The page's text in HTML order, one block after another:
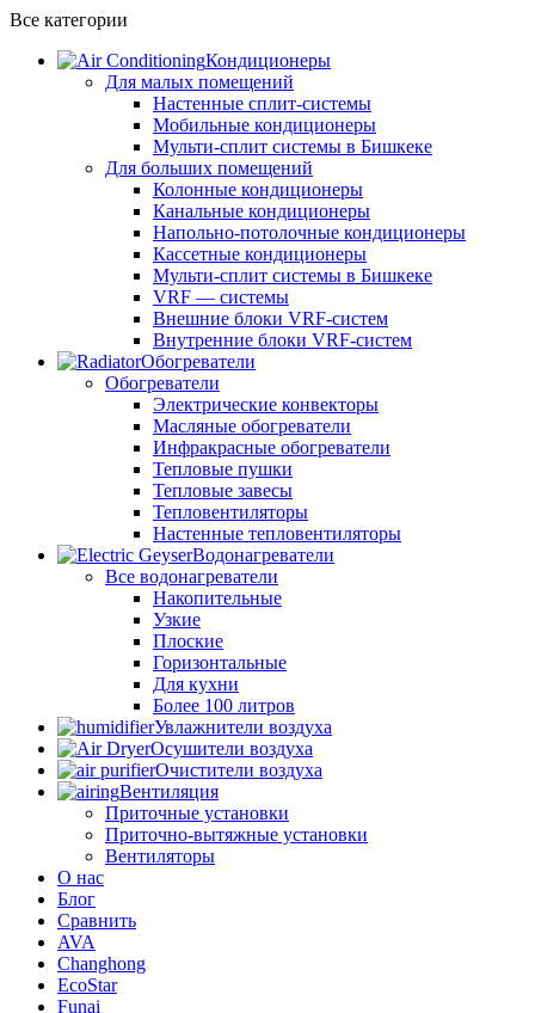
Все категории
Кондиционеры
Для малых помещений
Настенные сплит-системы
Мобильные кондиционеры
Мульти-сплит системы в Бишкеке
Для больших помещений
Колонные кондиционеры
Канальные кондиционеры
Напольно-потолочные кондиционеры
Кассетные кондиционеры
Мульти-сплит системы в Бишкеке
VRF — системы
Внешние блоки VRF-систем
Внутренние блоки VRF-систем
Обогреватели
Обогреватели
Электрические конвекторы
Масляные обогреватели
Инфракрасные обогреватели
Тепловые пушки
Тепловые завесы
Тепловентиляторы
Настенные тепловентиляторы
Водонагреватели
Все водонагреватели
Накопительные
Узкие
Плоские
Горизонтальные
Для кухни
Более 100 литров
Увлажнители воздуха
Осушители воздуха
Очистители воздуха
Вентиляция
Приточные установки
Приточно-вытяжные установки
Вентиляторы
О нас
Блог
Сравнить
AVA
Changhong
EcoStar
Funai